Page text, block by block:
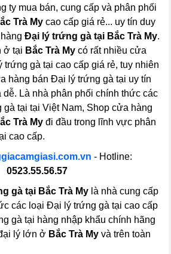
ty mua bán, cung cấp và phân phối
Trà My cao cấp giá rẻ... uy tín duy
hàngĐại lý trứng gà tại Bắc Trà My.
ở tại Bắc Trà My có rất nhiều cửa
trứng gà tại cao cấp giá rẻ, tuy nhiên
hàng bán Đại lý trứng gà tại uy tín
dễ. Là nhà phân phối chính thức các
tại tại Việt Nam, Shop cửa hàng
Trà My đi đầu trong lĩnh vực phân
cao cấp.
- Hotline:
0523.55.56.57
gà tại Bắc Trà My là nhà cung cấp
các loại Đại lý trứng gà tại cao cấp
gà tại hàng nhập khẩu chính hãng
lý lớn ở Bắc Trà My và trên toàn